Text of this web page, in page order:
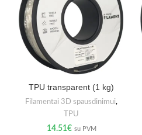
TPU transparent (1 kg)
Filamentai 3D spausdinimui,
TPU
14.51€ su PVM